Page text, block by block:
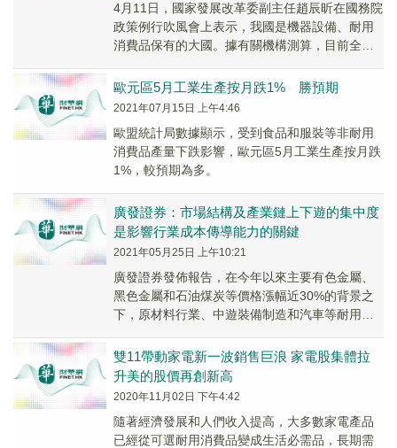
4月11日，國家發展改革委副主任趙辰昕在國務院
政策例行吹風會上表示，我國是機器設備、耐用
消費品保有的大國。據有關機構測算，目前全社
業...
歐元區5月工業生產按月跌1% 勝預期
2021年07月15日 上午4:46
歐盟統計局數據顯示，受到食品和服裝等非耐用
消費品產量下跌影響，歐元區5月工業生產按月跌
1%，較預期為多。
廣發證券：市場結構及產業鏈上下遊的集中度
是影響行業成本傳導能力的關鍵
2021年05月25日 上午10:21
廣發證券發佈報告，在今年以來主要有色金屬、
黑色金屬和石油煤炭等價格漲幅近30%的背景之
下，原材料行業、中遊裝備制造和汽車等耐用消
業PM...
雙11帶動家電新一波銷售巨浪 家電股集體拉
升美的股價再創新高
2020年11月02日 下午4:42
隨著經濟發展和人們收入提高，大多數家電產品
已經從可選耐用消費品變成生活必需品，長期需